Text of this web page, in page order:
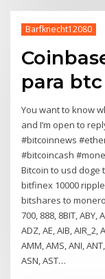
Barfknecht12080
para btc
You want to know
and I’m open to
#bitcoinnews
#bitcoincash
Bitcoin to usd doge
bitfinex 10000
bitshares to monero
700, 888, 8BIT, ABY,
ADZ, AE, AIB, AIR_2,
AMM, AMS, ANI,
ASN, AST…